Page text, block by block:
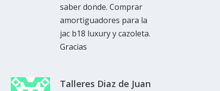
saber donde. Comprar
amortiguadores para la
jac b18 luxury y cazoleta.
Gracias
Talleres Diaz de Juan